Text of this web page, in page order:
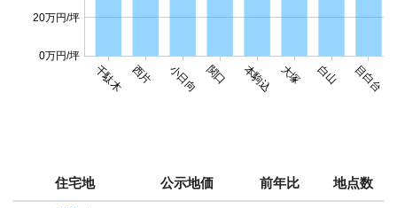
千駄木 西片 小日向 関口 本駒込 大塚 白山 目白台
0万円/坪
20万円/坪
住宅地 公示地価 前年比 地点数